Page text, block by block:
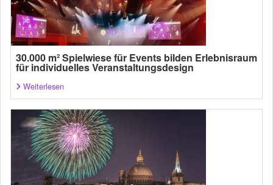
30.000 m² Spielwiese für Events bilden Erlebnisraum
für individuelles Veranstaltungsdesign
Weiterlesen